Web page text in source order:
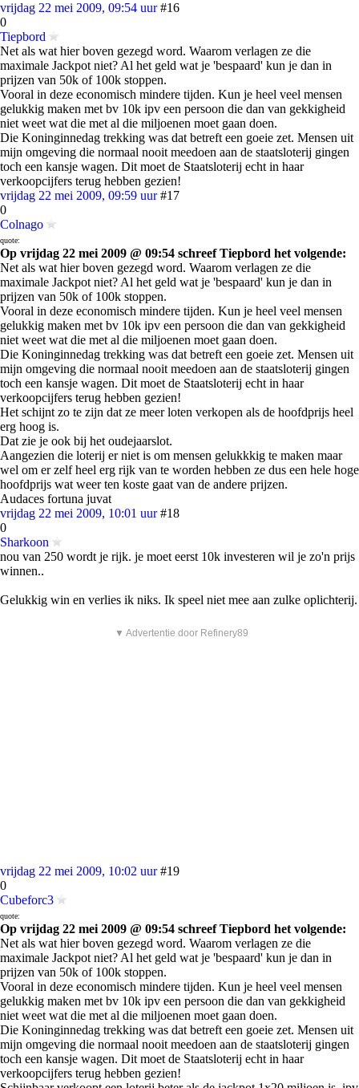
vrijdag 22 mei 2009, 09:54 uur #16
0
Tiepbord
Net als wat hier boven gezegd word. Waarom verlagen ze die
maximale Jackpot niet? Al het geld wat je 'bespaard' kun je dan in
prijzen van 50k of 100k stoppen.
Vooral in deze economisch mindere tijden. Kun je heel veel mensen
gelukkig maken met bv 10k ipv een persoon die dan van gekkigheid
niet weet wat die met al die miljoenen moet gaan doen.
Die Koninginnedag trekking was dat betreft een goeie zet. Mensen uit
mijn omgeving die normaal nooit meedoen aan de staatsloterij gingen
toch een kansje wagen. Dit moet de Staatsloterij echt in haar
verkoopcijfers terug hebben gezien!
vrijdag 22 mei 2009, 09:59 uur #17
0
Colnago
quote:
Op vrijdag 22 mei 2009 @ 09:54 schreef Tiepbord het volgende:
Net als wat hier boven gezegd word. Waarom verlagen ze die
maximale Jackpot niet? Al het geld wat je 'bespaard' kun je dan in
prijzen van 50k of 100k stoppen.
Vooral in deze economisch mindere tijden. Kun je heel veel mensen
gelukkig maken met bv 10k ipv een persoon die dan van gekkigheid
niet weet wat die met al die miljoenen moet gaan doen.
Die Koninginnedag trekking was dat betreft een goeie zet. Mensen uit
mijn omgeving die normaal nooit meedoen aan de staatsloterij gingen
toch een kansje wagen. Dit moet de Staatsloterij echt in haar
verkoopcijfers terug hebben gezien!
Het schijnt zo te zijn dat ze meer loten verkopen als de hoofdprijs heel
erg hoog is.
Dat zie je ook bij het oudejaarslot.
Aangezien die loterij er niet is om mensen gelukkkig te maken maar
wel om er zelf heel erg rijk van te worden hebben ze dus een hele hoge
hoofdprijs wat weer ten koste gaat van de andere prijzen.
Audaces fortuna juvat
vrijdag 22 mei 2009, 10:01 uur #18
0
Sharkoon
nou van 250 wordt je rijk. je moet eerst 10k investeren wil je zo'n prijs
winnen..
Gelukkig win en verlies ik niks. Ik speel niet mee aan zulke oplichterij.
▼ Advertentie door Refinery89
vrijdag 22 mei 2009, 10:02 uur #19
0
Cubeforc3
quote:
Op vrijdag 22 mei 2009 @ 09:54 schreef Tiepbord het volgende:
Net als wat hier boven gezegd word. Waarom verlagen ze die
maximale Jackpot niet? Al het geld wat je 'bespaard' kun je dan in
prijzen van 50k of 100k stoppen.
Vooral in deze economisch mindere tijden. Kun je heel veel mensen
gelukkig maken met bv 10k ipv een persoon die dan van gekkigheid
niet weet wat die met al die miljoenen moet gaan doen.
Die Koninginnedag trekking was dat betreft een goeie zet. Mensen uit
mijn omgeving die normaal nooit meedoen aan de staatsloterij gingen
toch een kansje wagen. Dit moet de Staatsloterij echt in haar
verkoopcijfers terug hebben gezien!